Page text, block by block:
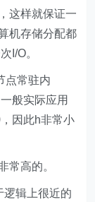
这样就保证一
机存储分配都
I/O。
点常驻内
般实际应用
因此h非常小
常高的。
逻辑上很近的